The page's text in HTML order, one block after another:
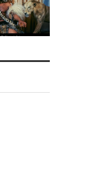
Table de Yaya : Entre